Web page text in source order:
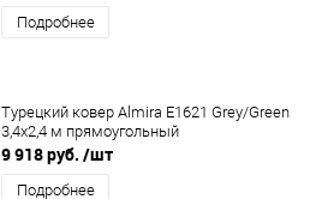
Подробнее
Турецкий ковер Almira E1621 Grey/Green
3,4x2,4 м прямоугольный
9 918 руб. /шт
Подробнее